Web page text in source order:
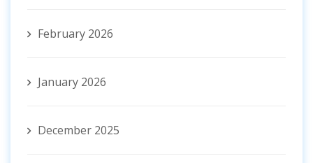
February 2026
January 2026
December 2025